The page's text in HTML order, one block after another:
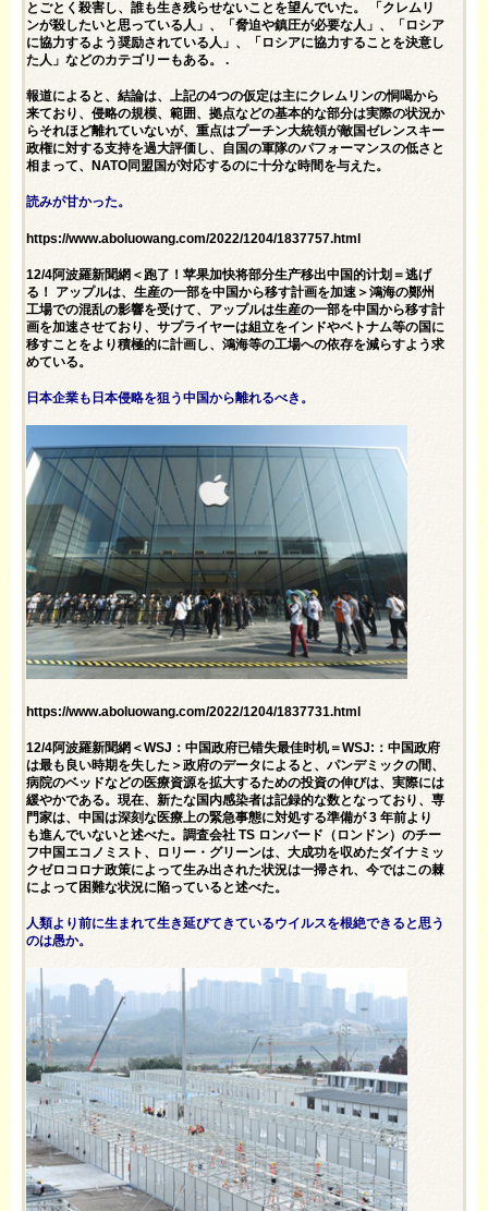
とごとく殺害し、誰も生き残らせないことを望んでいた。 「クレムリ
ンが殺したいと思っている人」、「脅迫や鎮圧が必要な人」、「ロシア
に協力するよう奨励されている人」、「ロシアに協力することを決意し
た人」などのカテゴリーもある。 .
報道によると、結論は、上記の4つの仮定は主にクレムリンの恫喝から
来ており、侵略の規模、範囲、拠点などの基本的な部分は実際の状況か
らそれほど離れていないが、重点はプーチン大統領が敵国ゼレンスキー
政権に対する支持を過大評価し、自国の軍隊のパフォーマンスの低さと
相まって、NATO同盟国が対応するのに十分な時間を与えた。
読みが甘かった。
https://www.aboluowang.com/2022/1204/1837757.html
12/4阿波羅新聞網＜跑了！苹果加快将部分生产移出中国的计划＝逃げ
る！ アップルは、生産の一部を中国から移す計画を加速＞鴻海の鄭州
工場での混乱の影響を受けて、アップルは生産の一部を中国から移す計
画を加速させており、サプライヤーは組立をインドやベトナム等の国に
移すことをより積極的に計画し、鴻海等の工場への依存を減らすよう求
めている。
日本企業も日本侵略を狙う中国から離れるべき。
https://www.aboluowang.com/2022/1204/1837731.html
12/4阿波羅新聞網＜WSJ：中国政府已错失最佳时机＝WSJ:：中国政府
は最も良い時期を失した＞政府のデータによると、パンデミックの間、
病院のベッドなどの医療資源を拡大するための投資の伸びは、実際には
緩やかである。現在、新たな国内感染者は記録的な数となっており、専
門家は、中国は深刻な医療上の緊急事態に対処する準備が 3 年前より
も進んでいないと述べた。調査会社 TS ロンバード（ロンドン）のチー
フ中国エコノミスト、ロリー・グリーンは、大成功を収めたダイナミッ
クゼロコロナ政策によって生み出された状況は一掃され、今ではこの棘
によって困難な状況に陥っていると述べた。
人類より前に生まれて生き延びてきているウイルスを根絶できると思う
のは愚か。